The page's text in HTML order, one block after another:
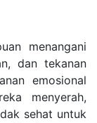
menangani
dan tekanan
emosional
menyerah,
sehat untuk